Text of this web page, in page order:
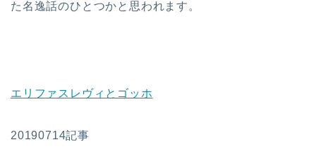
た名逸話のひとつかと思われます。
エリファスレヴィとゴッホ
20190714記事